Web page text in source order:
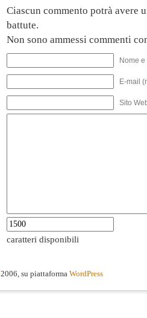
Ciascun commento potrà avere
battute.
Non sono ammessi commenti
Nome
E-mail
Sito
caratteri disponibili
2006, su piattaforma WordPress